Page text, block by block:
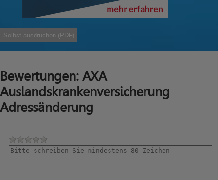
Selbst ausdruchen (PDF)
Bewertungen: AXA
Auslandskrankenversicherung
Adressänderung